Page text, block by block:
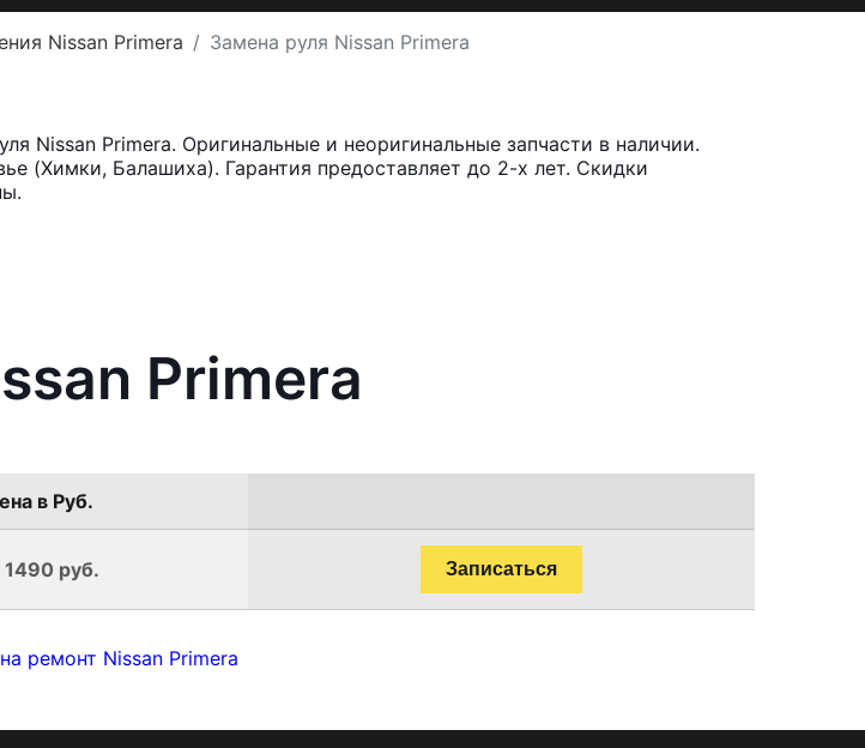
Nissan Primera Замена руля Nissan Primera
Nissan Primera. Оригинальные и неоригинальные запчасти в наличии.
(Химки, Балашиха). Гарантия предоставляет до 2-х лет. Скидки
Primera
в Руб.
1490 руб. Записаться
ремонт Nissan Primera